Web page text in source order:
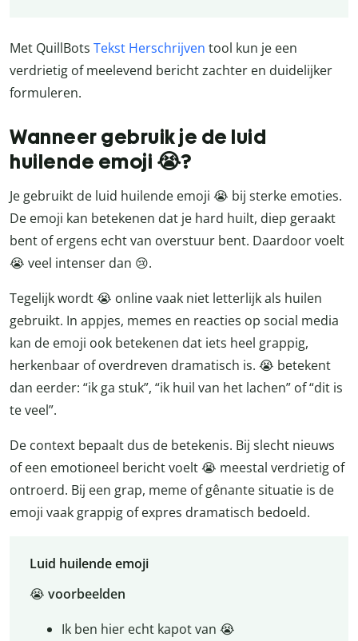
Met QuillBots Tekst Herschrijven tool kun je een
verdrietig of meelevend bericht zachter en duidelijker
formuleren.
Wanneer gebruik je de luid
huilende emoji 😭?
Je gebruikt de luid huilende emoji 😭 bij sterke emoties.
De emoji kan betekenen dat je hard huilt, diep geraakt
bent of ergens echt van overstuur bent. Daardoor voelt
😭 veel intenser dan 😢.
Tegelijk wordt 😭 online vaak niet letterlijk als huilen
gebruikt. In appjes, memes en reacties op social media
kan de emoji ook betekenen dat iets heel grappig,
herkenbaar of overdreven dramatisch is. 😭 betekent
dan eerder: “ik ga stuk”, “ik huil van het lachen” of “dit is
te veel”.
De context bepaalt dus de betekenis. Bij slecht nieuws
of een emotioneel bericht voelt 😭 meestal verdrietig of
ontroerd. Bij een grap, meme of gênante situatie is de
emoji vaak grappig of expres dramatisch bedoeld.
Luid huilende emoji
😭 voorbeelden
Ik ben hier echt kapot van 😭